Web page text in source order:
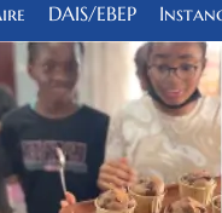
DAIS/EBEP